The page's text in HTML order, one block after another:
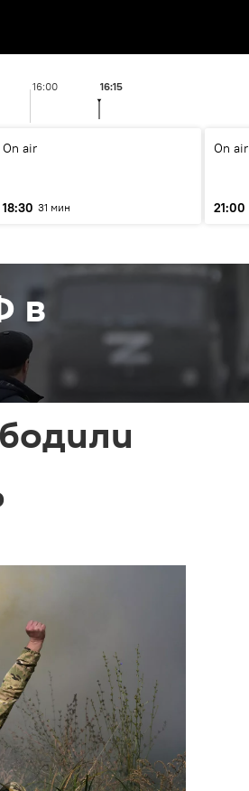
16:00 16:15
On air
18:30 31 мин
On air
21:00
в